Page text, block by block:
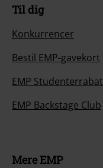
Til dig
Konkurrencer
Bestil EMP-gavekort
EMP Studenterrabat
EMP Backstage Club
Mere EMP